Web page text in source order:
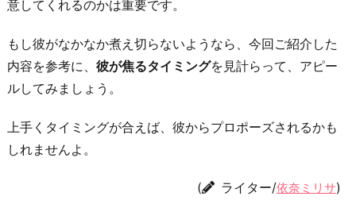
意してくれるのかは重要です。
もし彼がなかなか煮え切らないようなら、今回ご紹介した
内容を参考に、 彼が焦るタイミングを見計らって、アピー
ルしてみましょう。
上手くタイミングが合えば、彼からプロポーズされるかも
しれませんよ。
( ライター/依奈ミリサ)